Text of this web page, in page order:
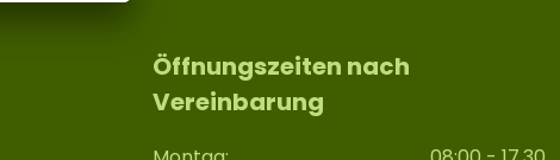
Öffnungszeiten nach
Vereinbarung